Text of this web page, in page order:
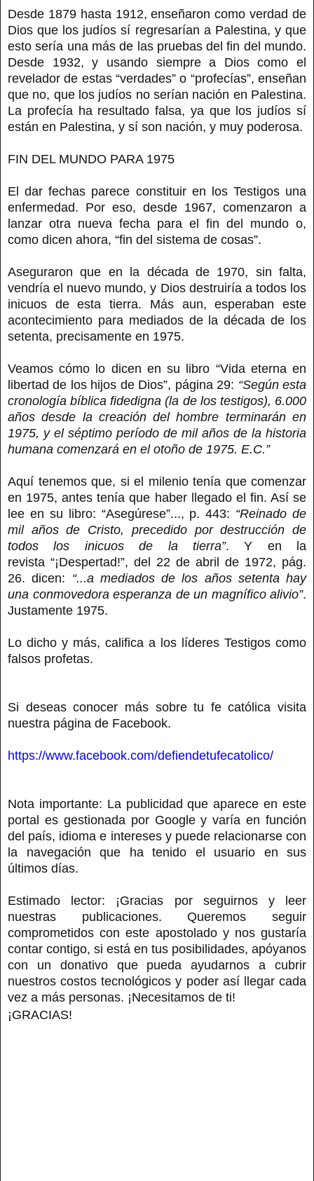
Desde 1879 hasta 1912, enseñaron como verdad de
Dios que los judíos sí regresarían a Palestina, y que
esto sería una más de las pruebas del fin del mundo.
Desde 1932, y usando siempre a Dios como el
revelador de estas “verdades” o “profecías”, enseñan
que no, que los judíos no serían nación en Palestina.
La profecía ha resultado falsa, ya que los judíos sí
están en Palestina, y sí son nación, y muy poderosa.
FIN DEL MUNDO PARA 1975
El dar fechas parece constituir en los Testigos una
enfermedad. Por eso, desde 1967, comenzaron a
lanzar otra nueva fecha para el fin del mundo o,
como dicen ahora, “fin del sistema de cosas”.
Aseguraron que en la década de 1970, sin falta,
vendría el nuevo mundo, y Dios destruiría a todos los
inicuos de esta tierra. Más aun, esperaban este
acontecimiento para mediados de la década de los
setenta, precisamente en 1975.
Veamos cómo lo dicen en su libro “Vida eterna en
libertad de los hijos de Dios”, página 29: “Según esta
cronología bíblica fidedigna (la de los testigos), 6.000
años desde la creación del hombre terminarán en
1975, y el séptimo período de mil años de la historia
humana comenzará en el otoño de 1975. E.C.”
Aquí tenemos que, si el milenio tenía que comenzar
en 1975, antes tenía que haber llegado el fin. Así se
lee en su libro: “Asegúrese”..., p. 443: “Reinado de
mil años de Cristo, precedido por destrucción de
todos los inicuos de la tierra”. Y en la
revista “¡Despertad!”, del 22 de abril de 1972, pág.
26. dicen: “...a mediados de los años setenta hay
una conmovedora esperanza de un magnífico alivio”.
Justamente 1975.
Lo dicho y más, califica a los líderes Testigos como
falsos profetas.
Si deseas conocer más sobre tu fe católica visita
nuestra página de Facebook.
https://www.facebook.com/defiendetufecatolico/
Nota importante: La publicidad que aparece en este
portal es gestionada por Google y varía en función
del país, idioma e intereses y puede relacionarse con
la navegación que ha tenido el usuario en sus
últimos días.
Estimado lector: ¡Gracias por seguirnos y leer
nuestras publicaciones. Queremos seguir
comprometidos con este apostolado y nos gustaría
contar contigo, si está en tus posibilidades, apóyanos
con un donativo que pueda ayudarnos a cubrir
nuestros costos tecnológicos y poder así llegar cada
vez a más personas. ¡Necesitamos de ti!
¡GRACIAS!